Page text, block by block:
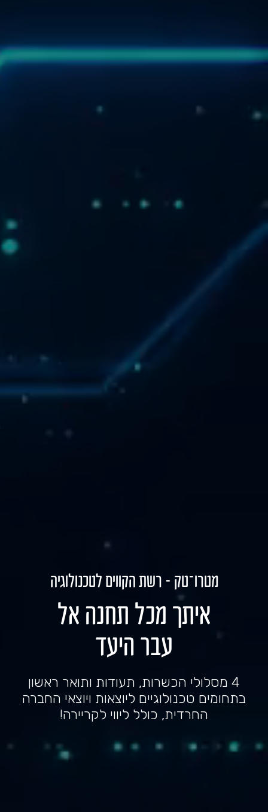
מטרו־טק - רשת הקווים לטכנולוגיה
איתך מכל תחנה אל
עבר היעד
4 מסלולי הכשרות, תעודות ותואר ראשון
בתחומים טכנולוגיים ליוצאות ויוצאי החברה
החרדית, כולל ליווי לקריירה!